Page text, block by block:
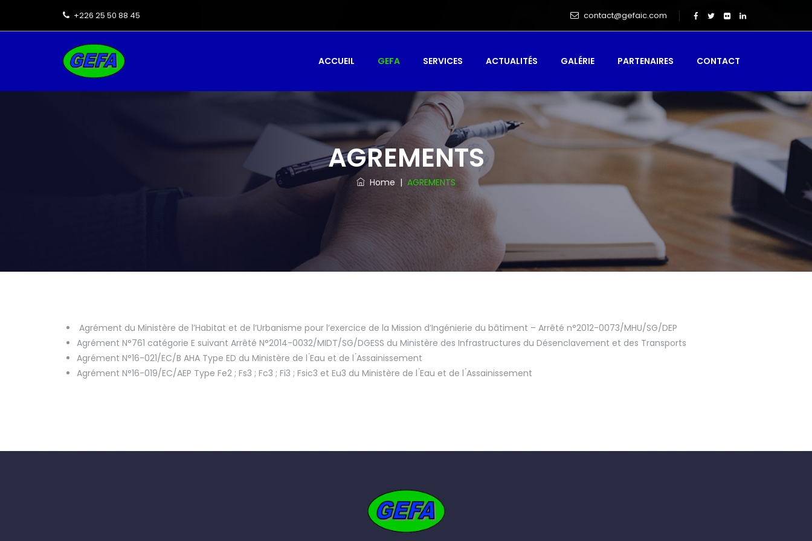
+226 25 50 88 45 contact@gefaic.com
ACCUEIL GEFA SERVICES ACTUALITÉS GALÉRIE PARTENAIRES CONTACT
AGREMENTS
Home | AGREMENTS
Agrément du Ministère de l’Habitat et de l’Urbanisme pour l’exercice de la Mission d’Ingénierie du bâtiment – Arrêté n°2012-0073/MHU/SG/DEP
Agrément N°761 catégorie E suivant Arrêté N°2014-0032/MIDT/SG/DGESS du Ministère des Infrastructures du Désenclavement et des Transports
Agrément N°16-021/EC/B AHA Type ED du Ministère de l ́Eau et de l ́Assainissement
Agrément N°16-019/EC/AEP Type Fe2 ; Fs3 ; Fc3 ; Fi3 ; Fsic3 et Eu3 du Ministère de l ́Eau et de l ́Assainissement